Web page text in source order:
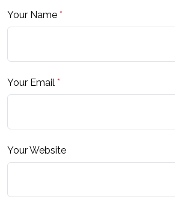
Your Name *
Your Email *
Your Website